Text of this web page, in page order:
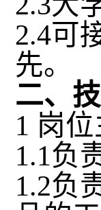
2.4可
先。
二、
1 岗位
1.1负
1.2负